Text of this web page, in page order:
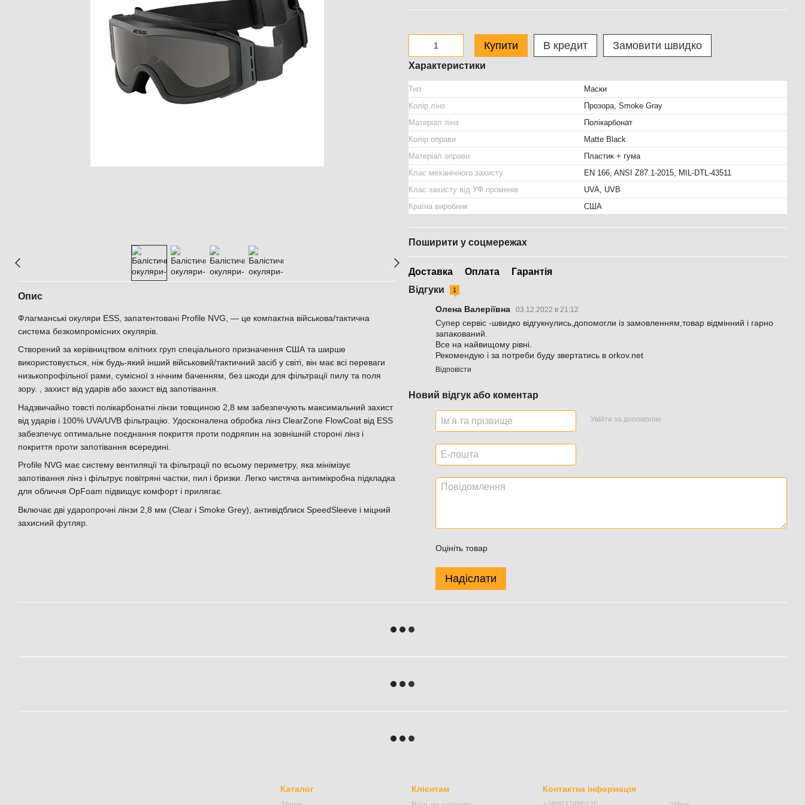
Опис
Флагманські окуляри ESS, запатентовані Profile NVG, — це компактна військова/тактична
система безкомпромісних окулярів.
Створений за керівництвом елітних груп спеціального призначення США та ширше
використовується, ніж будь-який інший військовий/тактичний засіб у світі, він має всі переваги
низькопрофільної рами, сумісної з нічним баченням, без шкоди для фільтрації пилу та поля
зору. , захист від ударів або захист від запотівання.
Надзвичайно товсті полікарбонатні лінзи товщиною 2,8 мм забезпечують максимальний захист
від ударів і 100% UVA/UVB фільтрацію. Удосконалена обробка лінз ClearZone FlowCoat від ESS
забезпечує оптимальне поєднання покриття проти подряпин на зовнішній стороні лінз і
покриття проти запотівання всередині.
Profile NVG має систему вентиляції та фільтрації по всьому периметру, яка мінімізує
запотівання лінз і фільтрує повітряні частки, пил і бризки. Легко чистяча антимікробна підкладка
для обличчя OpFoam підвищує комфорт і прилягає.
Включає дві ударопрочні лінзи 2,8 мм (Clear і Smoke Grey), антивідблиск SpeedSleeve і міцний
захисний футляр.
Купити В кредит Замовити швидко
Характеристики
Тип
Маски
Колір лінз
Прозора, Smoke Gray
Матеріал лінз
Полікарбонат
Колір оправи
Matte Black
Матеріал оправи
Пластик + гума
Клас механічного захисту
EN 166, ANSI Z87.1-2015, MIL-DTL-43511
Клас захисту від УФ променів
UVA, UVB
Країна виробник
США
Поширити у соцмережах
Доставка Оплата
Гарантія
Відгуки
1
Олена Валеріївна 03.12.2022 в 21:12
Супер сервіс -швидко відгукнулись,допомогли із замовленням,товар відмінний і гарно
запакований.
Все на найвищому рівні.
Рекомендую і за потреби буду звертатись в orkov.net
Відповісти
Новий відгук або коментар
Увійти за допомогою
Оцініть товар
Надіслати
Каталог Клієнтам Контактна інформація